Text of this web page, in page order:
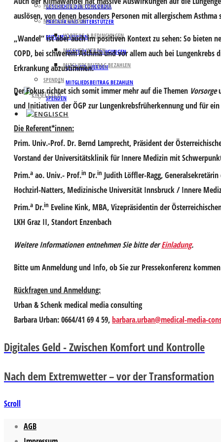
GESCHICHTE DER CONCORDIA
PARTNER UND UNTERSTÜTZER
MITGLIED WERDEN
VORTEILE & BEDINGUNGEN
MITGLIED WERDEN
MITGLIEDSBEITRAG BEZAHLEN
SPENDEN
PARTNER UND UNTERSTÜTZER
MITGLIED WERDEN
VORTEILE & BEDINGUNGEN
MITGLIED WERDEN
MITGLIEDSBEITRAG BEZAHLEN
SPENDEN
auslösen, von denen besonders Personen mit allergischem
„Wandel“ ist aber auch im positiven Kontext zu sehen: So bieten
COPD, bei schwerem Asthma und vor allem auch bei
Erkrankung abzustimmen.
Der Fokus richtet sich somit immer mehr auf die Themen Vorsorge
und Initiativen der ÖGP zur Lungenkrebsfrüherkennung und für
Die Referent*innen:
Prim. Univ.-Prof. Dr. Bernd Lamprecht, Präsident der
Vorstand der Universitätsklinik für Innere Medizin mit
Prim.a ao. Univ.- Prof.in Dr.in Judith Löffler-Ragg,
Hochzirl-Natters, Medizinische Universität Innsbruck / Innere
Prim.a Dr.in Eveline Kink, MBA, Vizepräsidentin der
LKH Graz II, Standort Enzenbach
Weitere Informationen entnehmen Sie bitte derEinladung.
Bitte um Anmeldung und Info, ob Sie zur Pressekonferenz
Rückfragen und Anmeldung:
Urban & Schenk medical media consulting
Barbara Urban: 0664/41 69 4 59,barbara.urban@medical-media-
Digitales Geld - Zwischen Komfort und Kontrolle
Nach dem Extremwetter – vor der Transformation
Scroll
AGB